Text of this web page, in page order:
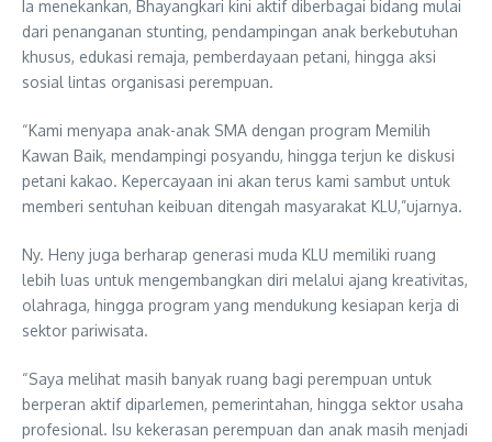
Ia menekankan, Bhayangkari kini aktif diberbagai bidang mulai
dari penanganan stunting, pendampingan anak berkebutuhan
khusus, edukasi remaja, pemberdayaan petani, hingga aksi
sosial lintas organisasi perempuan.
“Kami menyapa anak-anak SMA dengan program Memilih
Kawan Baik, mendampingi posyandu, hingga terjun ke diskusi
petani kakao. Kepercayaan ini akan terus kami sambut untuk
memberi sentuhan keibuan ditengah masyarakat KLU,”ujarnya.
Ny. Heny juga berharap generasi muda KLU memiliki ruang
lebih luas untuk mengembangkan diri melalui ajang kreativitas,
olahraga, hingga program yang mendukung kesiapan kerja di
sektor pariwisata.
“Saya melihat masih banyak ruang bagi perempuan untuk
berperan aktif diparlemen, pemerintahan, hingga sektor usaha
profesional. Isu kekerasan perempuan dan anak masih menjadi